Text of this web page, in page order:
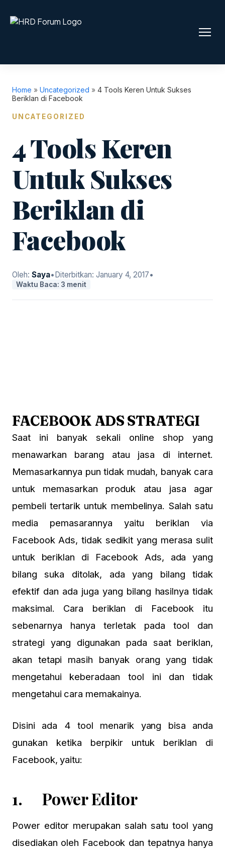
Home » Uncategorized » 4 Tools Keren Untuk Sukses
Beriklan di Facebook
UNCATEGORIZED
4 Tools Keren
Untuk Sukses
Beriklan di
Facebook
Oleh: Saya•Diterbitkan: January 4, 2017•
Waktu Baca: 3 menit
FACEBOOK ADS STRATEGI
Saat ini banyak sekali online shop yang
menawarkan barang atau jasa di internet.
Memasarkannya pun tidak mudah, banyak cara
untuk memasarkan produk atau jasa agar
pembeli tertarik untuk membelinya. Salah satu
media pemasarannya yaitu beriklan via
Facebook Ads, tidak sedikit yang merasa sulit
untuk beriklan di Facebook Ads, ada yang
bilang suka ditolak, ada yang bilang tidak
efektif dan ada juga yang bilang hasilnya tidak
maksimal. Cara beriklan di Facebook itu
sebenarnya hanya terletak pada tool dan
strategi yang digunakan pada saat beriklan,
akan tetapi masih banyak orang yang tidak
mengetahui keberadaan tool ini dan tidak
mengetahui cara memakainya.
Disini ada 4 tool menarik yang bisa anda
gunakan ketika berpikir untuk beriklan di
Facebook, yaitu:
1. Power Editor
Power editor merupakan salah satu tool yang
disediakan oleh Facebook dan tepatnya hanya